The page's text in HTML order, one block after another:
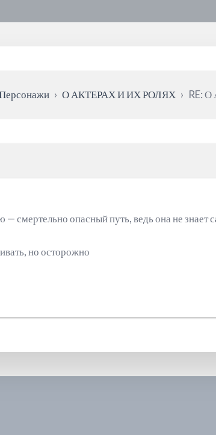
› О АКТЕРАХ И ИХ РОЛЯХ › RE:
смертельно опасный путь, ведь она не знает
но осторожно